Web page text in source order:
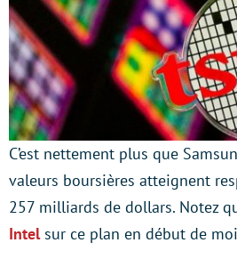
C’est nettement plus que
valeurs boursières atteignent
257 milliards de dollars. Notez
Intelsur ce plan en début de